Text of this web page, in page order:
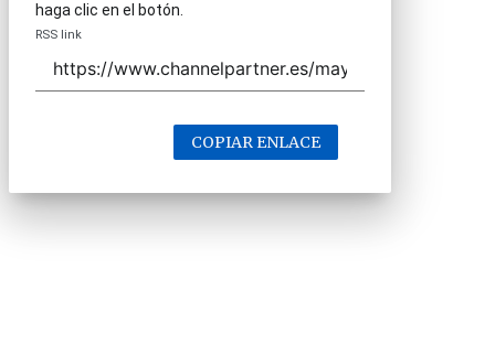
haga clic en el botón.
RSS link
COPIAR ENLACE